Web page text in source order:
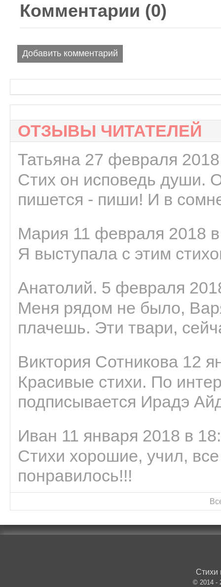
Комментарии (0)
Добавить комментарий
ОТЗЫВЫ ЧИТАТЕЛЕЙ
Татьяна 27 февраля
Стих он исповедь души.
пишется - пиши! И в
Мария 11 февраля 2018
Я выступала с этим
Анатолий. 5 февраля
Меня рядом не было,
плачешь. Эти твари,
Виктория Сотникова 12
Красивые стихи. По
подписывается Ирадэ
Иван 11 января 2018 в
Стихи хорошие, учил,
понравилось!!!
Стихи
© 2014 -